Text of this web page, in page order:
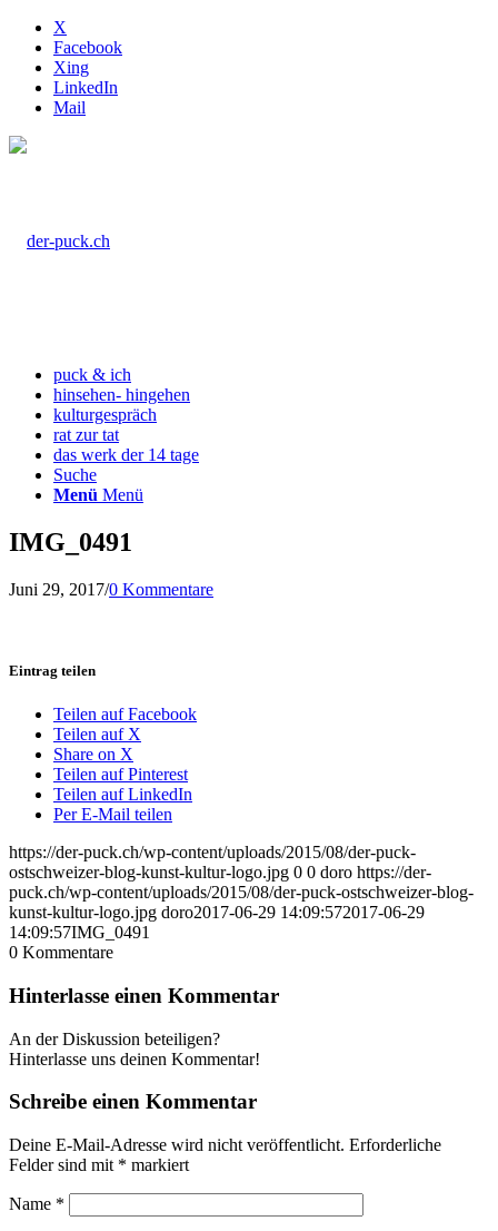
X
Facebook
Xing
LinkedIn
Mail
puck & ich
hinsehen- hingehen
kulturgespräch
rat zur tat
das werk der 14 tage
Suche
Menü Menü
IMG_0491
Juni 29, 2017/0 Kommentare
Eintrag teilen
Teilen auf Facebook
Teilen auf X
Share on X
Teilen auf Pinterest
Teilen auf LinkedIn
Per E-Mail teilen
https://der-puck.ch/wp-content/uploads/2015/08/der-puck-
ostschweizer-blog-kunst-kultur-logo.jpg 0 0 doro https://der-
puck.ch/wp-content/uploads/2015/08/der-puck-ostschweizer-blog-
kunst-kultur-logo.jpg doro2017-06-29 14:09:572017-06-29
14:09:57IMG_0491
0 Kommentare
Hinterlasse einen Kommentar
An der Diskussion beteiligen?
Hinterlasse uns deinen Kommentar!
Schreibe einen Kommentar
Deine E-Mail-Adresse wird nicht veröffentlicht. Erforderliche
Felder sind mit * markiert
Name *